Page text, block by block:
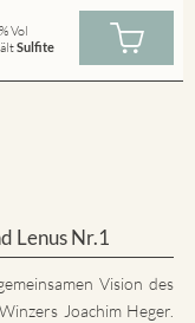
Vol
Sulfite
Lenus Nr.1
Vision des
Joachim Heger.